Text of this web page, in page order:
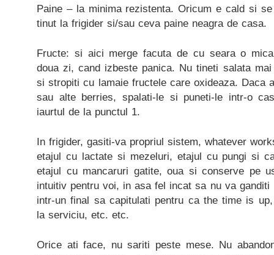
Paine – la minima rezistenta. Oricum e cald si
tinut la frigider si/sau ceva paine neagra de casa.
Fructe: si aici merge facuta de cu seara o
doua zi, cand izbeste panica. Nu tineti salata
si stropiti cu lamaie fructele care oxideaza. Daca
sau alte berries, spalati-le si puneti-le intr-o
iaurtul de la punctul 1.
In frigider, gasiti-va propriul sistem, whatever
etajul cu lactate si mezeluri, etajul cu pungi si
etajul cu mancaruri gatite, oua si conserve pe
intuitiv pentru voi, in asa fel incat sa nu va
intr-un final sa capitulati pentru ca the time is
la serviciu, etc. etc.
Orice ati face, nu sariti peste mese. Nu